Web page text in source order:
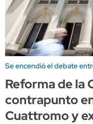
Se encendió el debate
Reforma de la
contrapunto
Cuattromo y